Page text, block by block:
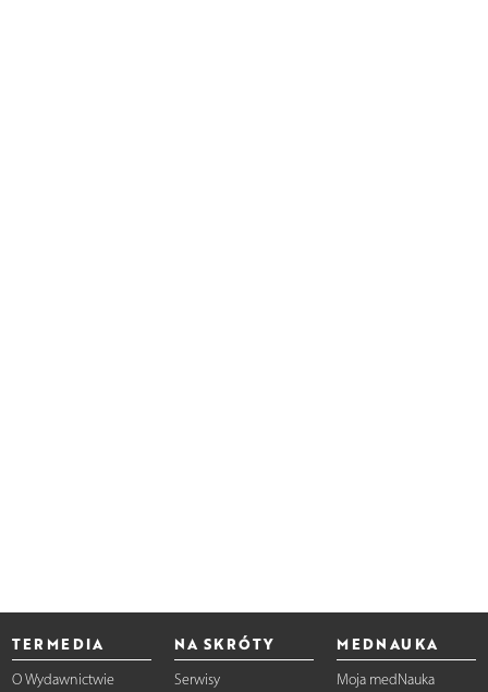
TERMEDIA
O Wydawnictwie
NA SKRÓTY
Serwisy
MEDNAUKA
Moja medNauka